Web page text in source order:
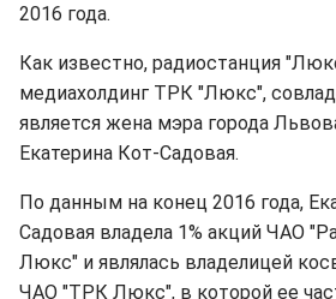
2016 года.
Как известно, радиостанция
медиахолдинг ТРК "Люкс",
является жена мэра города
Екатерина Кот-Садовая.
По данным на конец 2016 года,
Садовая владела 1% акций ЧАО
Люкс" и являлась владелицей
ЧАО "ТРК Люкс", в которой ее